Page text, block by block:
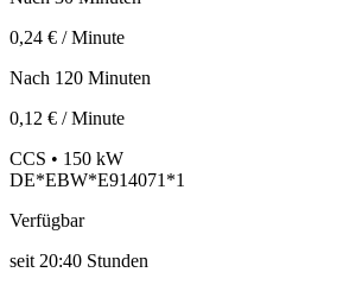
0,24 € / Minute
Nach 120 Minuten
0,12 € / Minute
CCS • 150 kW
DE*EBW*E914071*1
Verfügbar
seit 20:40 Stunden